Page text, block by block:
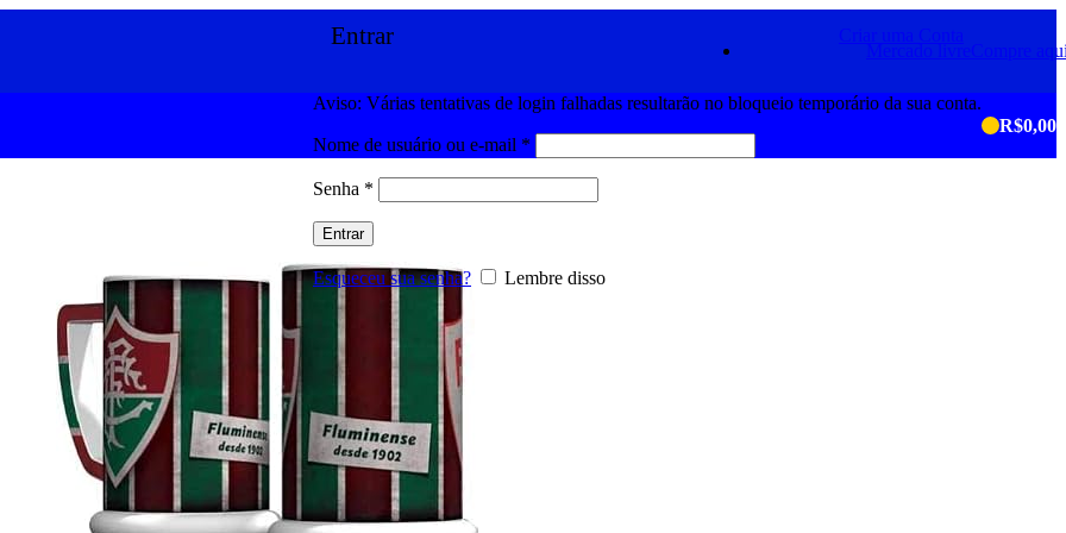
Mercado livreCompre
Entrar Criar uma Conta
Aviso: Várias tentativas de login falhadas resultarão no bloqueio temporário da sua conta.
Nome de usuário ou e-mail *
Senha *
Entrar
Esqueceu sua senha? Lembre disso
R$0,00